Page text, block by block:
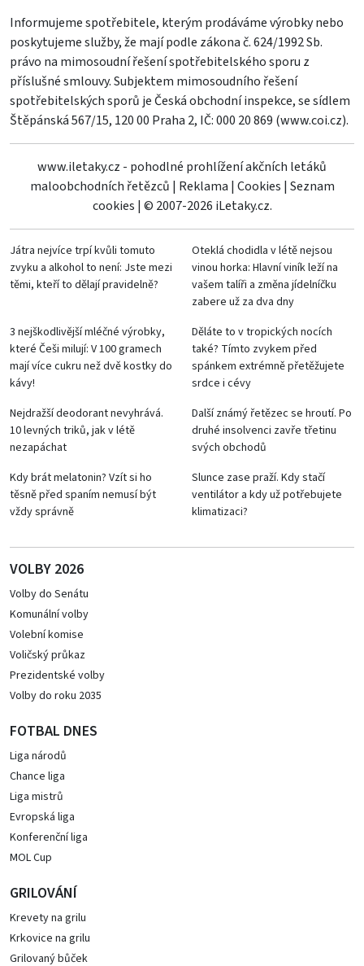
Informujeme spotřebitele, kterým prodáváme výrobky nebo
poskytujeme služby, že mají podle zákona č. 624/1992 Sb.
právo na mimosoudní řešení spotřebitelského sporu z
příslušné smlouvy. Subjektem mimosoudního řešení
spotřebitelských sporů je Česká obchodní inspekce, se sídlem
Štěpánská 567/15, 120 00 Praha 2, IČ: 000 20 869 (www.coi.cz).
www.iletaky.cz - pohodlné prohlížení akčních letáků
maloobchodních řetězců | Reklama | Cookies | Seznam
cookies | © 2007-2026 iLetaky.cz.
Játra nejvíce trpí kvůli tomuto
zvyku a alkohol to není: Jste mezi
těmi, kteří to dělají pravidelně?
Oteklá chodidla v létě nejsou
vinou horka: Hlavní viník leží na
vašem talíři a změna jídelníčku
zabere už za dva dny
3 nejškodlivější mléčné výrobky,
které Češi milují: V 100 gramech
mají více cukru než dvě kostky do
kávy!
Děláte to v tropických nocích
také? Tímto zvykem před
spánkem extrémně přetěžujete
srdce i cévy
Nejdražší deodorant nevyhrává.
10 levných triků, jak v létě
nezapáchat
Další známý řetězec se hroutí. Po
druhé insolvenci zavře třetinu
svých obchodů
Kdy brát melatonin? Vzít si ho
těsně před spaním nemusí být
vždy správně
Slunce zase praží. Kdy stačí
ventilátor a kdy už potřebujete
klimatizaci?
VOLBY 2026
Volby do Senátu
Komunální volby
Volební komise
Voličský průkaz
Prezidentské volby
Volby do roku 2035
FOTBAL DNES
Liga národů
Chance liga
Liga mistrů
Evropská liga
Konferenční liga
MOL Cup
GRILOVÁNÍ
Krevety na grilu
Krkovice na grilu
Grilovaný bůček